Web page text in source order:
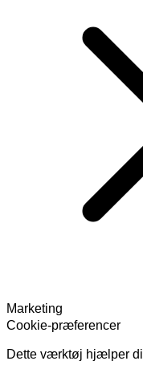
Marketing
Cookie-præferencer
Dette værktøj hjælper